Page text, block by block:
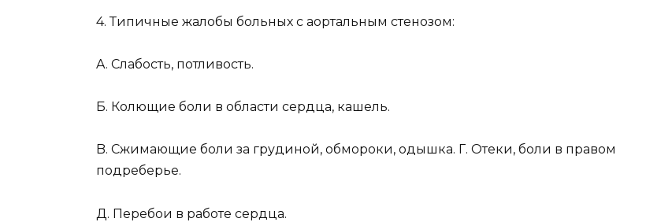
4. Типичные жалобы больных с аортальным стенозом:
A. Слабость, потливость.
Б. Колющие боли в области сердца, кашель.
B. Сжимающие боли за грудиной, обмороки, одышка. Г. Отеки, боли в правом
подреберье.
Д. Перебои в работе сердца.